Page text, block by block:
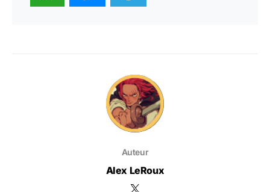
Auteur
Alex LeRoux